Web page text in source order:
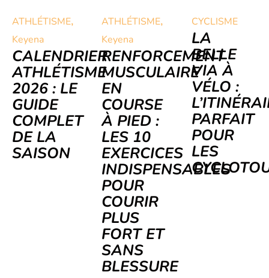
ATHLÉTISME,
Keyena
CALENDRIER
ATHLÉTISME
2026 : LE
GUIDE
COMPLET
DE LA
SAISON
ATHLÉTISME,
Keyena
RENFORCEMENT
MUSCULAIRE
EN
COURSE
À PIED :
LES 10
EXERCICES
INDISPENSABLES
POUR
COURIR
PLUS
FORT ET
SANS
BLESSURE
CYCLISME
LA
BELLE
VIA À
VÉLO :
PARFAIT
POUR
LES